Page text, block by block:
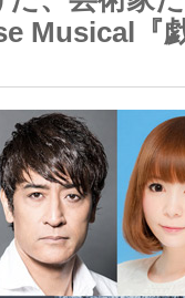
Musical『